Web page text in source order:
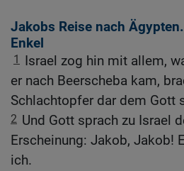
Jakobs Reise nach
Enkel
1
Israel zog hin mit allem,
er nach Beerscheba kam,
Schlachtopfer dar dem Gott
2 Und Gott sprach zu Israel
Erscheinung: Jakob, Jakob!
ich.